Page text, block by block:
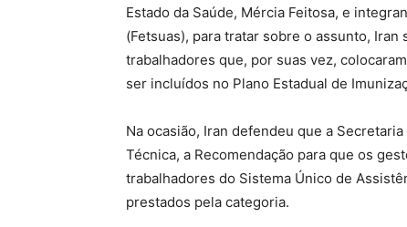
Estado da Saúde, Mércia Feitosa, e
(Fetsuas), para tratar sobre o assunto,
trabalhadores que, por suas vez,
ser incluídos no Plano Estadual de
Na ocasião, Iran defendeu que a
Técnica, a Recomendação para que os
trabalhadores do Sistema Único de
prestados pela categoria.